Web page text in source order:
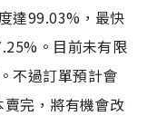
達99.03%，最快
。目前未有限
不過訂單預計會
完，將有機會改